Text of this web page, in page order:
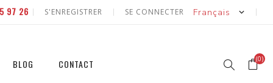
97 26 S'ENREGISTRER SE CONNECTER
BLOG CONTACT (0)